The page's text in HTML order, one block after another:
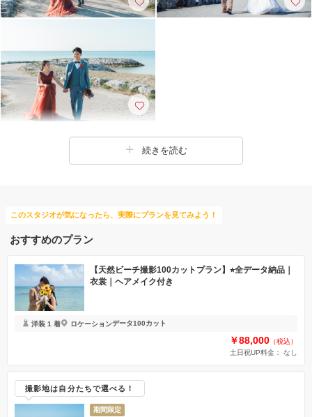
続きを読む
このスタジオが気になったら、実際にプランを見てみよう！
おすすめのプラン
【天然ビーチ撮影100カットプラン】⭐︎全データ納品｜
衣裳｜ヘアメイク付き
洋装 1 着 ロケーションデータ100カット
￥88,000 （税込）
土日祝UP料金： なし
撮影地は自分たちで選べる！
期間限定